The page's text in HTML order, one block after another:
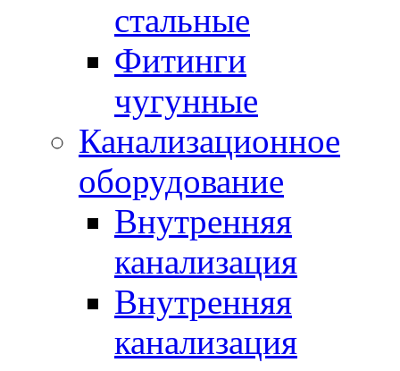
стальные
Фитинги
чугунные
Канализационное
оборудование
Внутренняя
канализация
Внутренняя
канализация